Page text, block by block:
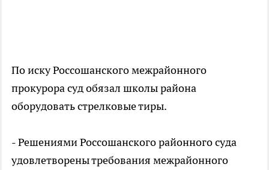
По иску Россошанского межрайонного
прокурора суд обязал школы района
оборудовать стрелковые тиры.
- Решениями Россошанского районного суда
удовлетворены требования межрайонного